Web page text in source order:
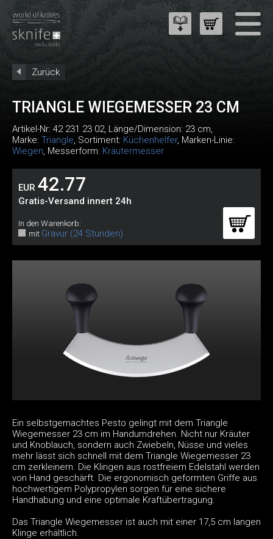
Zurück
TRIANGLE WIEGEMESSER 23 CM
Artikel-Nr: 42 231 23 02, Länge/Dimension: 23 cm,
Marke: Triangle, Sortiment: Küchenhelfer, Marken-Linie:
Wiegen, Messerform: Kräutermesser
EUR 42.77
Gratis-Versand innert 24h
In den Warenkorb:
mit Gravur (24 Stunden)
Ein selbstgemachtes Pesto gelingt mit dem Triangle
Wiegemesser 23 cm im Handumdrehen. Nicht nur Kräuter
und Knoblauch, sondern auch Zwiebeln, Nüsse und vieles
mehr lässt sich schnell mit dem Triangle Wiegemesser 23
cm zerkleinern. Die Klingen aus rostfreiem Edelstahl werden
von Hand geschärft. Die ergonomisch geformten Griffe aus
hochwertigem Polypropylen sorgen für eine sichere
Handhabung und eine optimale Kraftübertragung.
Das Triangle Wiegemesser ist auch mit einer 17,5 cm langen
Klinge erhältlich.